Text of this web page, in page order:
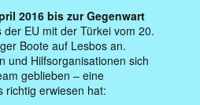
2016 bis zur Gegenwart
EU mit der Türkei vom 20.
Boote auf Lesbos an.
und Hilfsorganisationen sich
geblieben – eine
richtig erwiesen hat: